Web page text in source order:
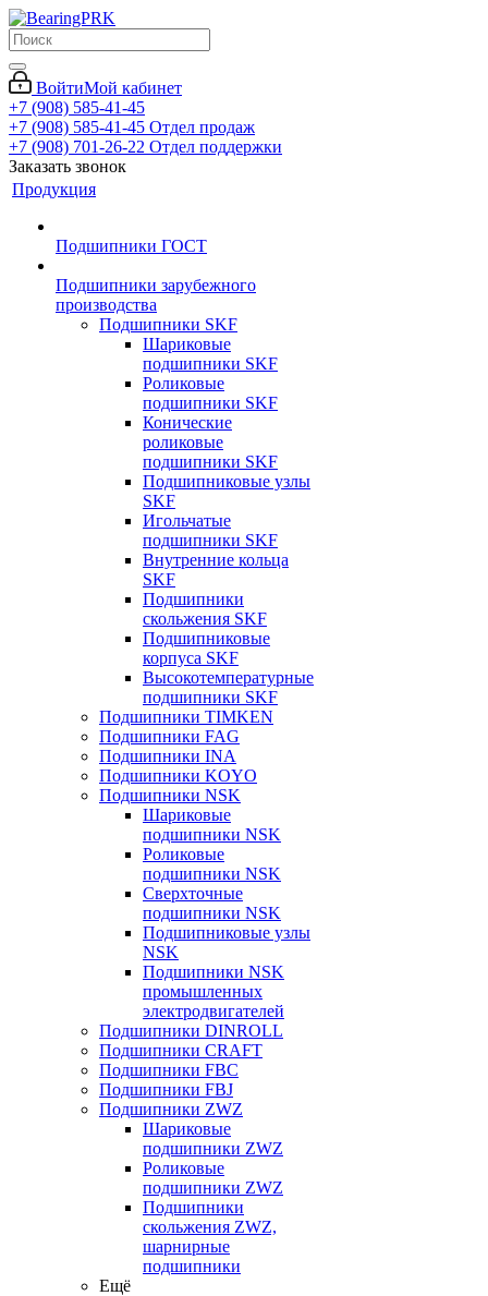
ВойтиМой кабинет
+7 (908) 585-41-45
+7 (908) 585-41-45 Отдел продаж
+7 (908) 701-26-22 Отдел поддержки
Заказать звонок
Продукция
Подшипники ГОСТ
Подшипники зарубежного
производства
Подшипники SKF
Шариковые
подшипники SKF
Роликовые
подшипники SKF
Конические
роликовые
подшипники SKF
Подшипниковые узлы
SKF
Игольчатые
подшипники SKF
Внутренние кольца
SKF
Подшипники
скольжения SKF
Подшипниковые
корпуса SKF
Высокотемпературные
подшипники SKF
Подшипники TIMKEN
Подшипники FAG
Подшипники INA
Подшипники KOYO
Подшипники NSK
Шариковые
подшипники NSK
Роликовые
подшипники NSK
Сверхточные
подшипники NSK
Подшипниковые узлы
NSK
Подшипники NSK
промышленных
электродвигателей
Подшипники DINROLL
Подшипники CRAFT
Подшипники FBC
Подшипники FBJ
Подшипники ZWZ
Шариковые
подшипники ZWZ
Роликовые
подшипники ZWZ
Подшипники
скольжения ZWZ,
шарнирные
подшипники
Ещё